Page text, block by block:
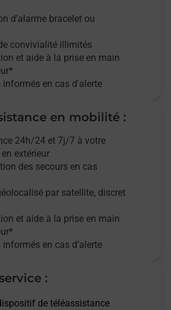
d’alarme bracelet ou
convivialité illimités
et aide à la prise en main
informés en cas d'alerte
en mobilité :
24h/24 et 7j/7 à votre
extérieur
des secours en cas
par satellite, discret
et aide à la prise en main
informés en cas d’alerte
:
de téléassistance